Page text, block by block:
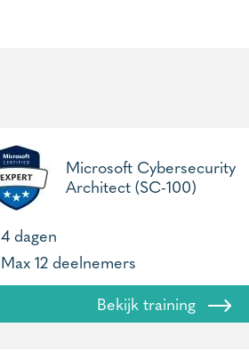
Microsoft Cybersecurity
Architect (SC-100)
4 dagen
Max 12 deelnemers
Bekijk training